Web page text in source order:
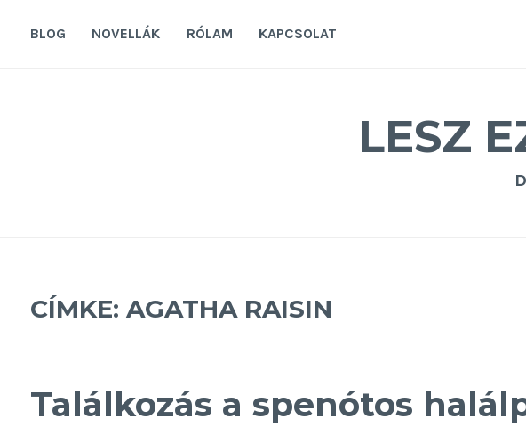
BLOG NOVELLÁK RÓLAM KAPCSOLAT
LESZ
CÍMKE: AGATHA RAISIN
Találkozás a spenótos